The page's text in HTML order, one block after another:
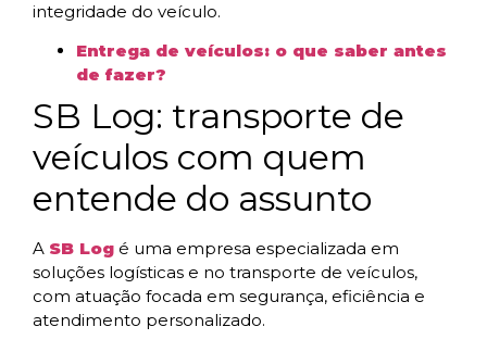
integridade do veículo.
Entrega de veículos: o que saber antes
de fazer?
SB Log: transporte de
veículos com quem
entende do assunto
A SB Log é uma empresa especializada em
soluções logísticas e no transporte de veículos,
com atuação focada em segurança, eficiência e
atendimento personalizado.